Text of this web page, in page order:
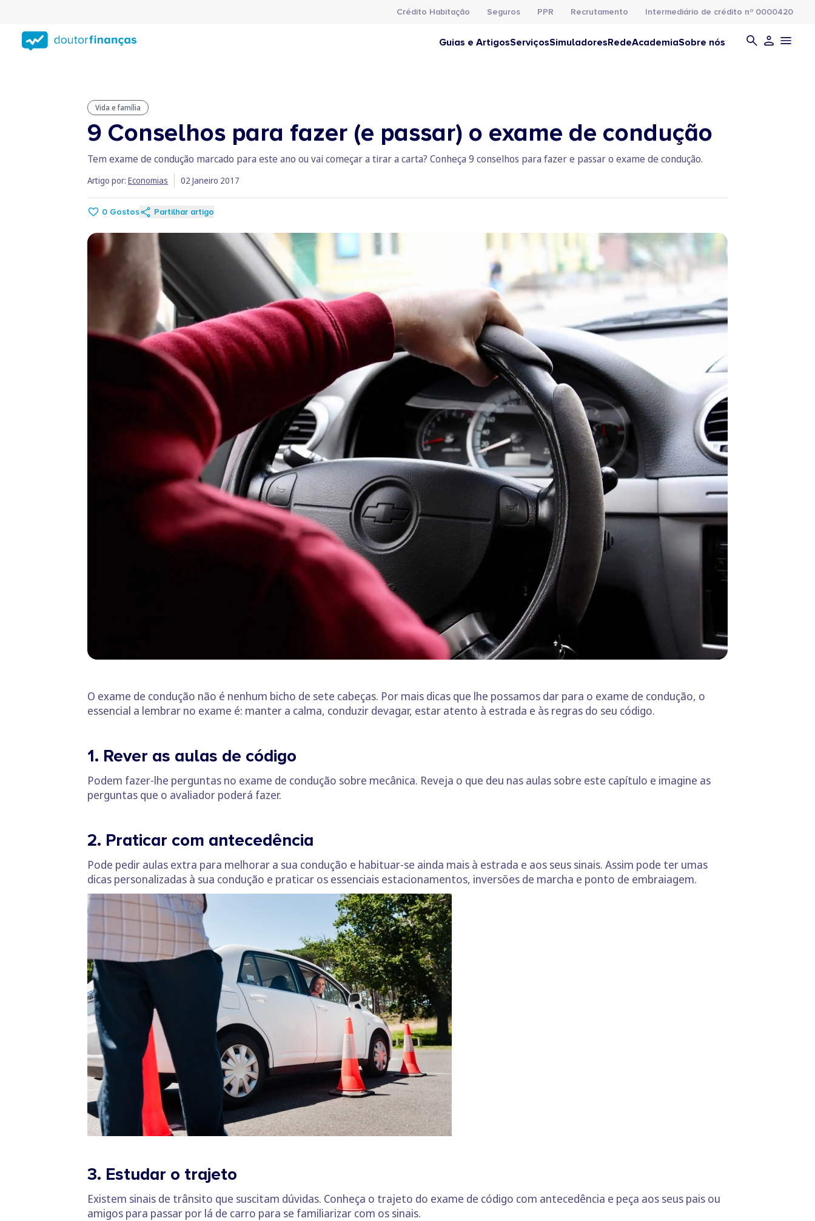
conteúdo
principal
Crédito Habitação Seguros PPR Recrutamento Intermediário de crédito nº 0000420
Guias e ArtigosServiçosSimuladoresRedeAcademiaSobre nós
Vida e família
9 Conselhos para fazer (e passar) o exame de condução
Tem exame de condução marcado para este ano ou vai começar a tirar a carta? Conheça 9 conselhos para fazer e passar o exame de condução.
Artigo por: Economias 02 Janeiro 2017
0 Gostos Partilhar artigo
O exame de condução não é nenhum bicho de sete cabeças. Por mais dicas que lhe possamos dar para o exame de condução, o
essencial a lembrar no exame é: manter a calma, conduzir devagar, estar atento à estrada e às regras do seu código.
1. Rever as aulas de código
Podem fazer-lhe perguntas no exame de condução sobre mecânica. Reveja o que deu nas aulas sobre este capítulo e imagine as
perguntas que o avaliador poderá fazer.
2. Praticar com antecedência
Pode pedir aulas extra para melhorar a sua condução e habituar-se ainda mais à estrada e aos seus sinais. Assim pode ter umas
dicas personalizadas à sua condução e praticar os essenciais estacionamentos, inversões de marcha e ponto de embraiagem.
3. Estudar o trajeto
Existem sinais de trânsito que suscitam dúvidas. Conheça o trajeto do exame de código com antecedência e peça aos seus pais ou
amigos para passar por lá de carro para se familiarizar com os sinais.